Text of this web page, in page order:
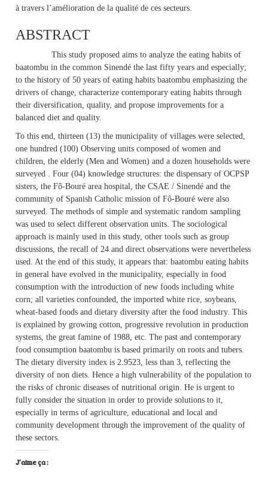
à travers l’amélioration de la qualité de ces secteurs.
ABSTRACT
This study proposed aims to analyze the eating habits of
baatombu in the common Sinendé the last fifty years and especially;
to the history of 50 years of eating habits baatombu emphasizing the
drivers of change, characterize contemporary eating habits through
their diversification, quality, and propose improvements for a
balanced diet and quality.
To this end, thirteen (13) the municipality of villages were selected,
one hundred (100) Observing units composed of women and
children, the elderly (Men and Women) and a dozen households were
surveyed . Four (04) knowledge structures: the dispensary of OCPSP
sisters, the Fô-Bouré area hospital, the CSAE / Sinendé and the
community of Spanish Catholic mission of Fô-Bouré were also
surveyed. The methods of simple and systematic random sampling
was used to select different observation units. The sociological
approach is mainly used in this study, other tools such as group
discussions, the recall of 24 and direct observations were nevertheless
used. At the end of this study, it appears that: baatombu eating habits
in general have evolved in the municipality, especially in food
consumption with the introduction of new foods including white
corn; all varieties confounded, the imported white rice, soybeans,
wheat-based foods and dietary diversity after the food industry. This
is explained by growing cotton, progressive revolution in production
systems, the great famine of 1988, etc. The past and contemporary
food consumption baatombu is based primarily on roots and tubers.
The dietary diversity index is 2.9523, less than 3, reflecting the
diversity of non diets. Hence a high vulnerability of the population to
the risks of chronic diseases of nutritional origin. He is urgent to
fully consider the situation in order to provide solutions to it,
especially in terms of agriculture, educational and local and
community development through the improvement of the quality of
these sectors.
J’aime ça :